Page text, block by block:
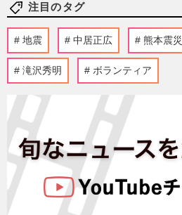
注目のタグ
地震 中居正広 熊本震災
滝沢秀明 ボランティア